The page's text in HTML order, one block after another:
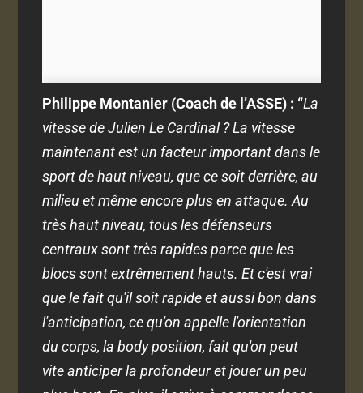
Philippe Montanier (Coach de l’ASSE) : “La
vitesse de Julien Le Cardinal ? La vitesse
maintenant est un facteur important dans le
sport de haut niveau, que ce soit derrière, au
milieu et même encore plus en attaque. Au
très haut niveau, tous les défenseurs
centraux sont très rapides parce que les
blocs sont extrêmement hauts. Et c'est vrai
que le fait qu'il soit rapide et aussi bon dans
l'anticipation, ce qu'on appelle l'orientation
du corps, la body position, fait qu'on peut
vite anticiper la profondeur et jouer un peu